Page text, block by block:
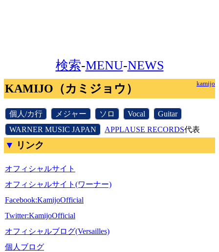
検索-MENU-NEWS
kamijo
KAMIJO（カミジョウ）
個人/カ行 メジャー ソロ Vocal Guitar]
WARNER MUSIC JAPAN APPLAUSE RECORDS代表
リンク
オフィシャルサイト
オフィシャルサイト(ワーナー)
Facebook:KamijoOfficial
Twitter:KamijoOfficial
オフィシャルブログ(Versailles)
個人ブログ